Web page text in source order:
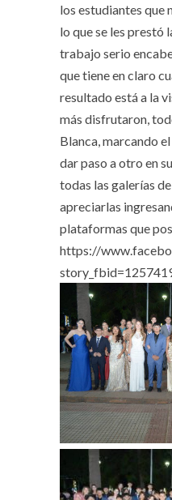
los estudiantes que
lo que se les prestó
trabajo serio
que tiene en claro
resultado está a la
más disfrutaron,
Blanca, marcando
dar paso a otro en
todas las galerías
apreciarlas
plataformas que
https://